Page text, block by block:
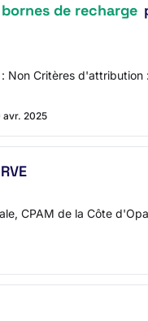
bornes de recharge
Critères
avr. 2025
CPAM de la Côte